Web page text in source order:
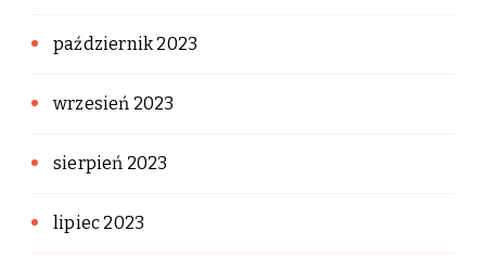
październik 2023
wrzesień 2023
sierpień 2023
lipiec 2023